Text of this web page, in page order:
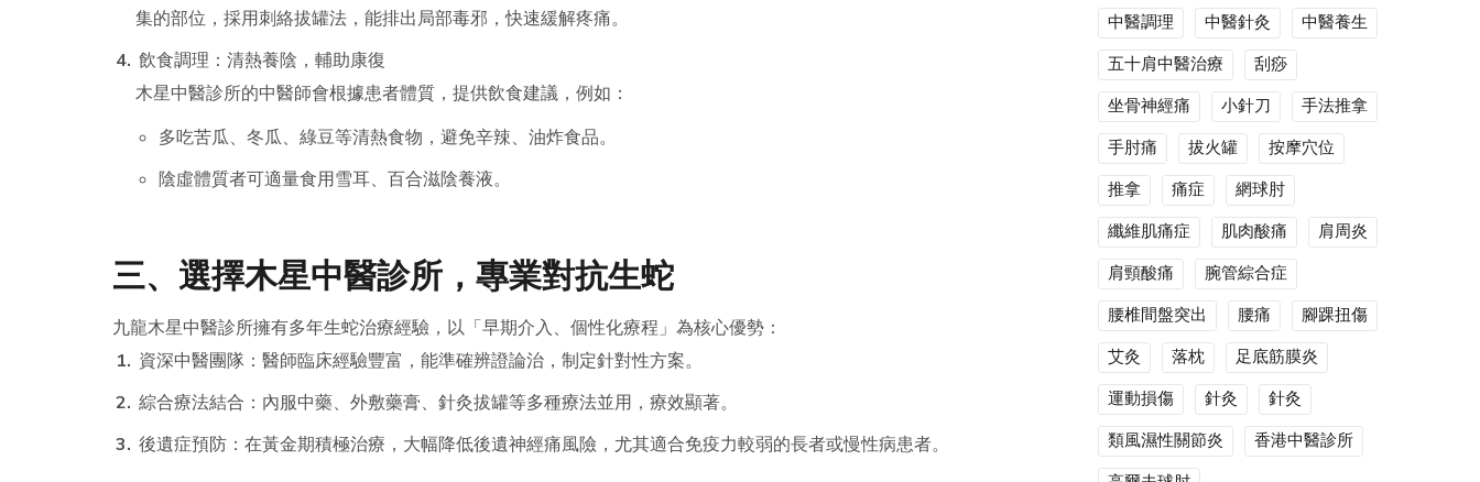
集的部位，採用刺絡拔罐法，能排出局部毒邪，快速緩解疼痛。
飲食調理：清熱養陰，輔助康復
木星中醫診所的中醫師會根據患者體質，提供飲食建議，例如：
多吃苦瓜、冬瓜、綠豆等清熱食物，避免辛辣、油炸食品。
陰虛體質者可適量食用雪耳、百合滋陰養液。
三、選擇木星中醫診所，專業對抗生蛇
九龍木星中醫診所擁有多年生蛇治療經驗，以「早期介入、個性化療程」為核心優勢：
資深中醫團隊：醫師臨床經驗豐富，能準確辨證論治，制定針對性方案。
綜合療法結合：內服中藥、外敷藥膏、針灸拔罐等多種療法並用，療效顯著。
後遺症預防：在黃金期積極治療，大幅降低後遺神經痛風險，尤其適合免疫力較弱的長者或慢性病患者。
中醫調理
中醫針灸
中醫養生
五十肩中醫治療
刮痧
坐骨神經痛
小針刀
手法推拿
手肘痛
拔火罐
按摩穴位
推拿
痛症
網球肘
纖維肌痛症
肌肉酸痛
肩周炎
肩頸酸痛
腕管綜合症
腰椎間盤突出
腰痛
腳踝扭傷
艾灸
落枕
足底筋膜炎
運動損傷
針灸
針灸
類風濕性關節炎
香港中醫診所